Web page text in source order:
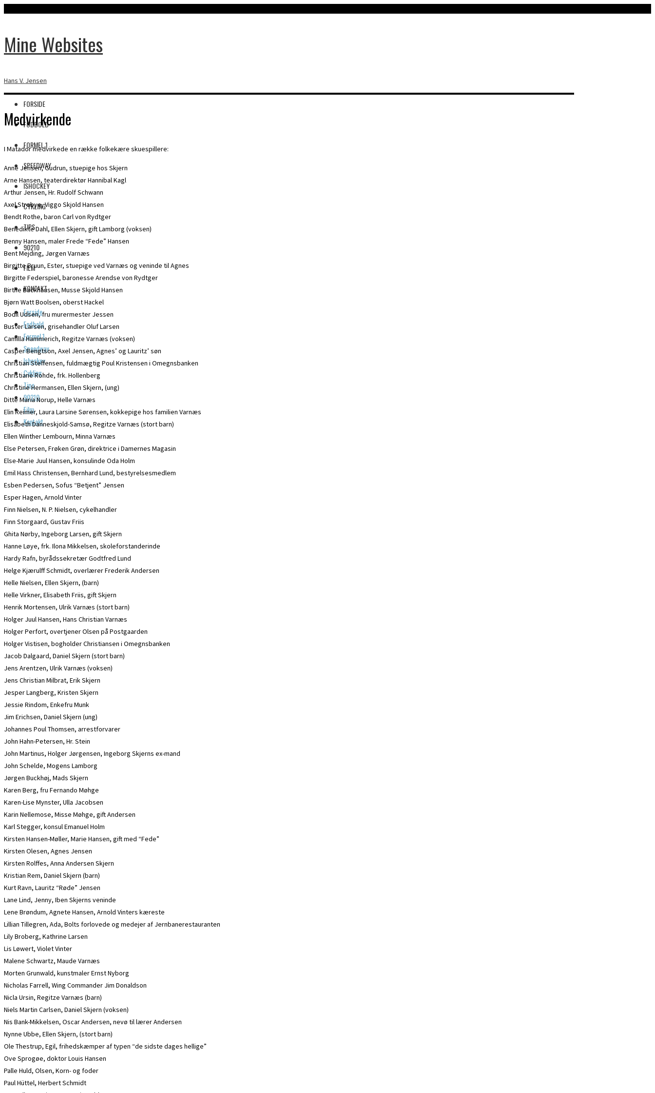
Mine Websites
Hans V. Jensen
FORSIDE
FODBOLD
FORMEL 1
SPEEDWAY
ISHOCKEY
CYKLING
TIPS
90210
FILM
KONTAKT
Forside
Fodbold
Formel 1
Speedway
Ishockey
Cykling
Tips
90210
Film
Kontakt
Medvirkende
I Matador medvirkede en række folkekære skuespillere:
Anne Jensen, Gudrun, stuepige hos Skjern
Arne Hansen, teaterdirektør Hannibal Kagl
Arthur Jensen, Hr. Rudolf Schwann
Axel Strøbye, Viggo Skjold Hansen
Bendt Rothe, baron Carl von Rydtger
Benedikte Dahl, Ellen Skjern, gift Lamborg (voksen)
Benny Hansen, maler Frede “Fede” Hansen
Bent Mejding, Jørgen Varnæs
Birgitte Bruun, Ester, stuepige ved Varnæs og veninde til Agnes
Birgitte Federspiel, baronesse Arendse von Rydtger
Birthe Backhausen, Musse Skjold Hansen
Bjørn Watt Boolsen, oberst Hackel
Bodil Udsen, fru murermester Jessen
Buster Larsen, grisehandler Oluf Larsen
Camilla Hammerich, Regitze Varnæs (voksen)
Casper Bengtson, Axel Jensen, Agnes’ og Lauritz’ søn
Christian Steffensen, fuldmægtig Poul Kristensen i Omegnsbanken
Christiane Rohde, frk. Hollenberg
Christine Hermansen, Ellen Skjern, (ung)
Ditte Maria Norup, Helle Varnæs
Elin Reimer, Laura Larsine Sørensen, kokkepige hos familien Varnæs
Elisabeth Danneskjold-Samsø, Regitze Varnæs (stort barn)
Ellen Winther Lembourn, Minna Varnæs
Else Petersen, Frøken Grøn, direktrice i Damernes Magasin
Else-Marie Juul Hansen, konsulinde Oda Holm
Emil Hass Christensen, Bernhard Lund, bestyrelsesmedlem
Esben Pedersen, Sofus “Betjent” Jensen
Esper Hagen, Arnold Vinter
Finn Nielsen, N. P. Nielsen, cykelhandler
Finn Storgaard, Gustav Friis
Ghita Nørby, Ingeborg Larsen, gift Skjern
Hanne Løye, frk. Ilona Mikkelsen, skoleforstanderinde
Hardy Rafn, byrådssekretær Godtfred Lund
Helge Kjærulff Schmidt, overlærer Frederik Andersen
Helle Nielsen, Ellen Skjern, (barn)
Helle Virkner, Elisabeth Friis, gift Skjern
Henrik Mortensen, Ulrik Varnæs (stort barn)
Holger Juul Hansen, Hans Christian Varnæs
Holger Perfort, overtjener Olsen på Postgaarden
Holger Vistisen, bogholder Christiansen i Omegnsbanken
Jacob Dalgaard, Daniel Skjern (stort barn)
Jens Arentzen, Ulrik Varnæs (voksen)
Jens Christian Milbrat, Erik Skjern
Jesper Langberg, Kristen Skjern
Jessie Rindom, Enkefru Munk
Jim Erichsen, Daniel Skjern (ung)
Johannes Poul Thomsen, arrestforvarer
John Hahn-Petersen, Hr. Stein
John Martinus, Holger Jørgensen, Ingeborg Skjerns ex-mand
John Schelde, Mogens Lamborg
Jørgen Buckhøj, Mads Skjern
Karen Berg, fru Fernando Møhge
Karen-Lise Mynster, Ulla Jacobsen
Karin Nellemose, Misse Møhge, gift Andersen
Karl Stegger, konsul Emanuel Holm
Kirsten Hansen-Møller, Marie Hansen, gift med “Fede”
Kirsten Olesen, Agnes Jensen
Kirsten Rolffes, Anna Andersen Skjern
Kristian Rem, Daniel Skjern (barn)
Kurt Ravn, Lauritz “Røde” Jensen
Lane Lind, Jenny, Iben Skjerns veninde
Lene Brøndum, Agnete Hansen, Arnold Vinters kæreste
Lillian Tillegren, Ada, Bolts forlovede og medejer af Jernbanerestauranten
Lily Broberg, Kathrine Larsen
Lis Løwert, Violet Vinter
Malene Schwartz, Maude Varnæs
Morten Grunwald, kunstmaler Ernst Nyborg
Nicholas Farrell, Wing Commander Jim Donaldson
Nicla Ursin, Regitze Varnæs (barn)
Niels Martin Carlsen, Daniel Skjern (voksen)
Nis Bank-Mikkelsen, Oscar Andersen, nevø til lærer Andersen
Nynne Ubbe, Ellen Skjern, (stort barn)
Ole Thestrup, Egil, frihedskæmper af typen “de sidste dages hellige”
Ove Sprogøe, doktor Louis Hansen
Palle Huld, Olsen, Korn- og foder
Paul Hüttel, Herbert Schmidt